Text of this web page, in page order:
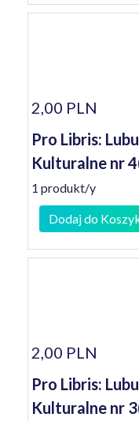
2,00 PLN
Pro Libris:
Kulturalne nr
1 produkt/y
Dodaj do
2,00 PLN
Pro Libris:
Kulturalne nr